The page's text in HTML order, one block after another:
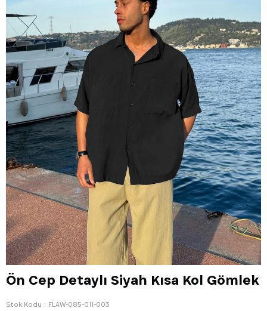
Ön Cep Detaylı Siyah Kısa Kol Gömlek
Stok Kodu
FLAW-085-011-003